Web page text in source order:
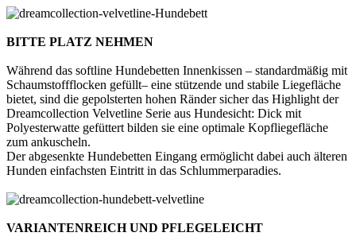
BITTE PLATZ NEHMEN
Während das softline Hundebetten Innenkissen – standardmäßig mit
Schaumstoffflocken gefüllt– eine stützende und stabile Liegefläche
bietet, sind die gepolsterten hohen Ränder sicher das Highlight der
Dreamcollection Velvetline Serie aus Hundesicht: Dick mit
Polyesterwatte gefüttert bilden sie eine optimale Kopfliegefläche
zum ankuscheln.
Der abgesenkte Hundebetten Eingang ermöglicht dabei auch älteren
Hunden einfachsten Eintritt in das Schlummerparadies.
VARIANTENREICH UND PFLEGELEICHT